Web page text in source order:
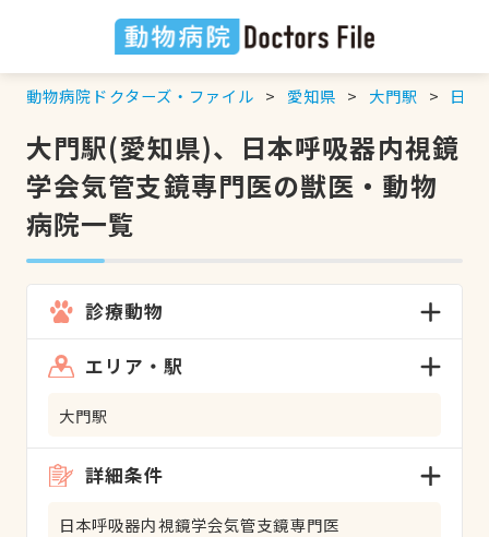
動物病院ドクターズ・ファイル 愛知県 大門駅 日本
大門駅(愛知県)、日本呼吸器内視鏡
学会気管支鏡専門医の獣医・動物
病院一覧
診療動物
エリア・駅
大門駅
詳細条件
日本呼吸器内視鏡学会気管支鏡専門医